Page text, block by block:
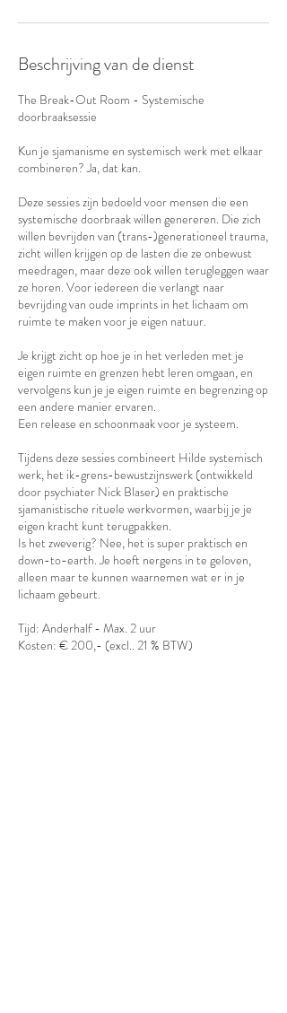
n
Beschrijving van de dienst
The Break-Out Room - Systemische
doorbraaksessie
Kun je sjamanisme en systemisch werk met elkaar
combineren? Ja, dat kan.
Deze sessies zijn bedoeld voor mensen die een
systemische doorbraak willen genereren. Die zich
willen bevrijden van (trans-)generationeel trauma,
zicht willen krijgen op de lasten die ze onbewust
meedragen, maar deze ook willen terugleggen waar
ze horen. Voor iedereen die verlangt naar
bevrijding van oude imprints in het lichaam om
ruimte te maken voor je eigen natuur.
Je krijgt zicht op hoe je in het verleden met je
eigen ruimte en grenzen hebt leren omgaan, en
vervolgens kun je je eigen ruimte en begrenzing op
een andere manier ervaren.
Een release en schoonmaak voor je systeem.
Tijdens deze sessies combineert Hilde systemisch
werk, het ik-grens-bewustzijnswerk (ontwikkeld
door psychiater Nick Blaser) en praktische
sjamanistische rituele werkvormen, waarbij je je
eigen kracht kunt terugpakken.
Is het zweverig? Nee, het is super praktisch en
down-to-earth. Je hoeft nergens in te geloven,
alleen maar te kunnen waarnemen wat er in je
lichaam gebeurt.
Tijd: Anderhalf - Max. 2 uur
Kosten: € 200,- (excl.. 21 % BTW)